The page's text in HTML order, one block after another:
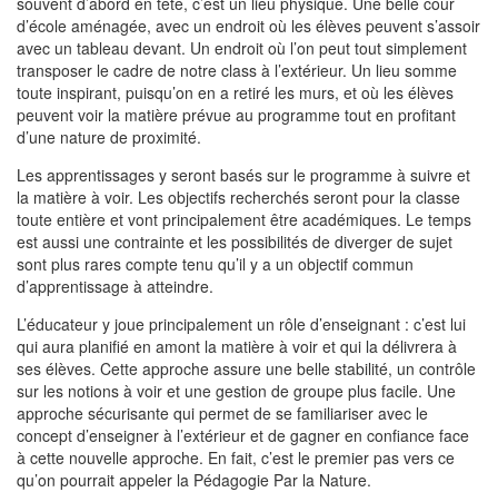
d’école aménagée, avec un endroit où les élèves peuvent s’assoir
avec un tableau devant. Un endroit où l’on peut tout simplement
transposer le cadre de notre class à l’extérieur. Un lieu somme
toute inspirant, puisqu’on en a retiré les murs, et où les élèves
peuvent voir la matière prévue au programme tout en profitant
d’une nature de proximité.
Les apprentissages y seront basés sur le programme à suivre et
la matière à voir. Les objectifs recherchés seront pour la classe
toute entière et vont principalement être académiques. Le temps
est aussi une contrainte et les possibilités de diverger de sujet
sont plus rares compte tenu qu’il y a un objectif commun
d’apprentissage à atteindre.
L’éducateur y joue principalement un rôle d’enseignant : c’est lui
qui aura planifié en amont la matière à voir et qui la délivrera à
ses élèves. Cette approche assure une belle stabilité, un contrôle
sur les notions à voir et une gestion de groupe plus facile. Une
approche sécurisante qui permet de se familiariser avec le
concept d’enseigner à l’extérieur et de gagner en confiance face
à cette nouvelle approche. En fait, c’est le premier pas vers ce
qu’on pourrait appeler la Pédagogie Par la Nature.